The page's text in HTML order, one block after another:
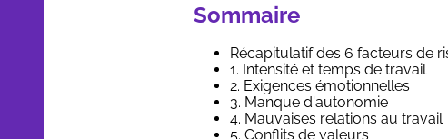
Sommaire
Récapitulatif des 6 facteurs de
1. Intensité et temps de travail
2. Exigences émotionnelles
3. Manque d'autonomie
4. Mauvaises relations au travail
5. Conflits de valeurs